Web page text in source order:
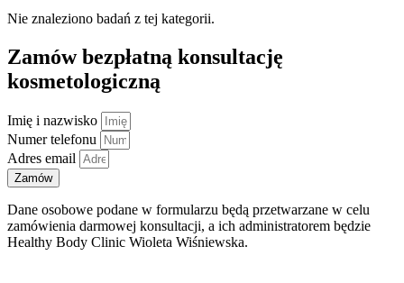
Nie znaleziono badań z tej kategorii.
Zamów bezpłatną konsultację
kosmetologiczną
Imię i nazwisko
Numer telefonu
Adres email
Zamów
Dane osobowe podane w formularzu będą przetwarzane w celu
zamówienia darmowej konsultacji, a ich administratorem będzie
Healthy Body Clinic Wioleta Wiśniewska.